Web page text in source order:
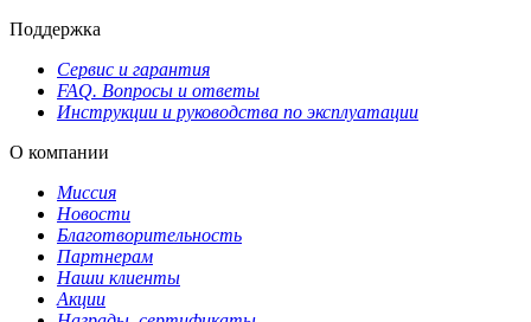
Поддержка
Сервис и гарантия
FAQ. Вопросы и ответы
Инструкции и руководства по эксплуатации
О компании
Миссия
Новости
Благотворительность
Партнерам
Наши клиенты
Акции